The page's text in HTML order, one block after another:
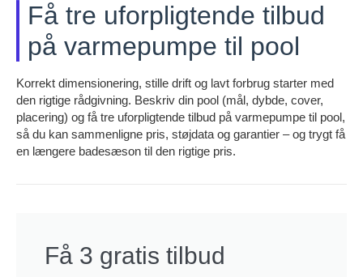
Få tre uforpligtende tilbud
på varmepumpe til pool
Korrekt dimensionering, stille drift og lavt forbrug starter med
den rigtige rådgivning. Beskriv din pool (mål, dybde, cover,
placering) og få tre uforpligtende tilbud på varmepumpe til pool,
så du kan sammenligne pris, støjdata og garantier – og trygt få
en længere badesæson til den rigtige pris.
Få 3 gratis tilbud